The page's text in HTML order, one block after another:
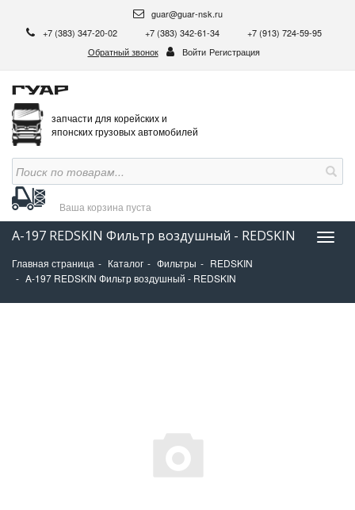
guar@guar-nsk.ru
+7 (383) 347-20-02
+7 (383) 342-61-34
+7 (913) 724-59-95
Обратный звонок
Войти Регистрация
запчасти для корейских и
японских грузовых автомобилей
Ваша корзина пуста
A-197 REDSKIN Фильтр воздушный - REDSKIN
Главная страница Каталог Фильтры
REDSKIN
A-197 REDSKIN Фильтр воздушный - REDSKIN